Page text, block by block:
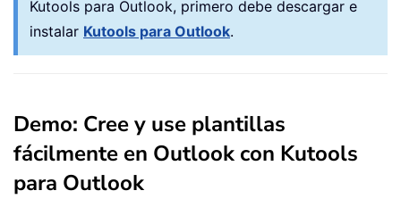
Kutools para Outlook, primero debe descargar e
instalar Kutools para Outlook.
Demo: Cree y use plantillas
fácilmente en Outlook con Kutools
para Outlook